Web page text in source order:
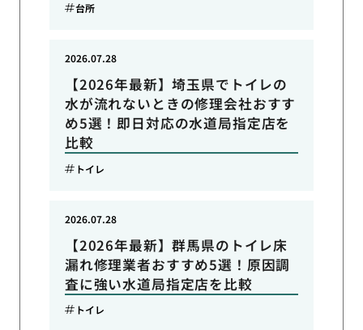
台所
【2026年最新】埼玉県でトイレの
水が流れないときの修理会社おすす
め5選！即日対応の水道局指定店を
比較
2026.07.28
トイレ
【2026年最新】群馬県のトイレ床
漏れ修理業者おすすめ5選！原因調
査に強い水道局指定店を比較
2026.07.28
トイレ